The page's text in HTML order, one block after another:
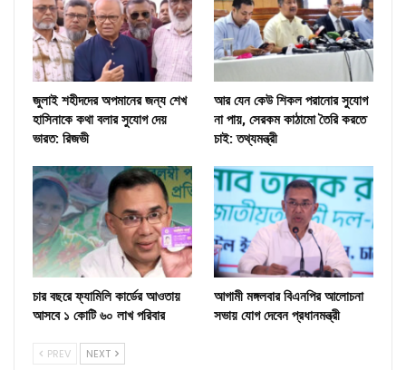
জুলাই শহীদদের অপমানের জন্য শেখ
হাসিনাকে কথা বলার সুযোগ দেয়
ভারত: রিজভী
আর যেন কেউ শিকল পরানোর সুযোগ
না পায়, সেরকম কাঠামো তৈরি করতে
চাই: তথ্যমন্ত্রী
চার বছরে ফ্যামিলি কার্ডের আওতায়
আসবে ১ কোটি ৬০ লাখ পরিবার
আগামী মঙ্গলবার বিএনপির আলোচনা
সভায় যোগ দেবেন প্রধানমন্ত্রী
PREV NEXT